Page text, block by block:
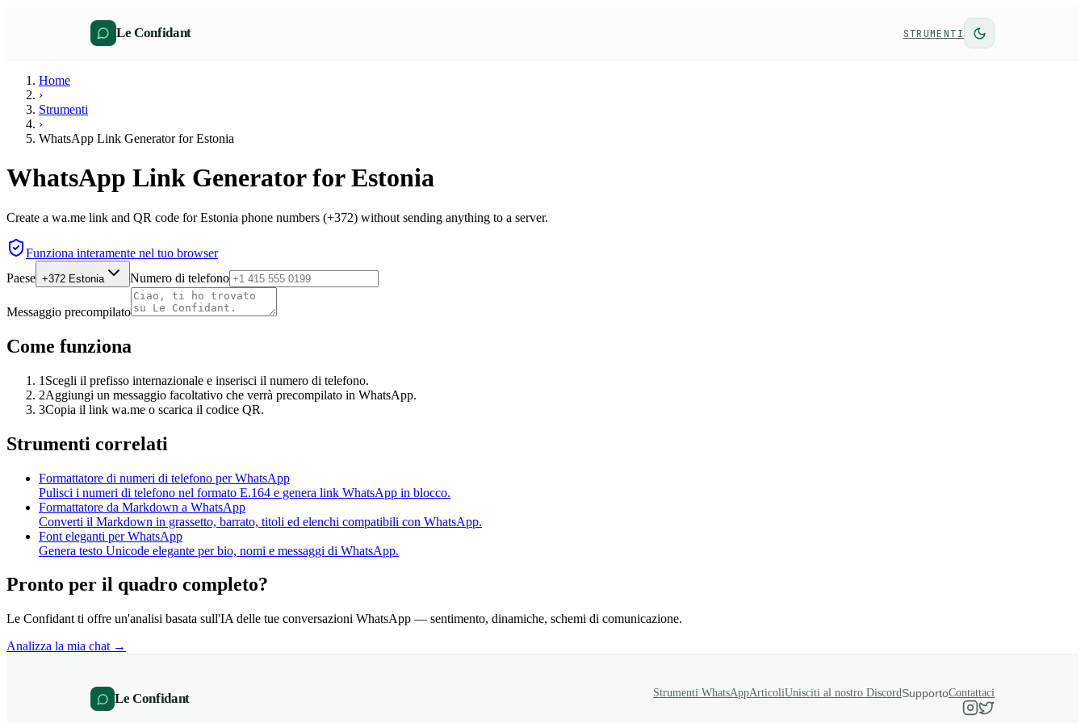
Le Confidant STRUMENTI
Home
›
Strumenti
›
WhatsApp Link Generator for Estonia
WhatsApp Link Generator for Estonia
Create a wa.me link and QR code for Estonia phone numbers (+372) without sending anything to a server.
Funziona interamente nel tuo browser
Paese +372 Estonia Numero di telefono
Messaggio precompilato
Come funziona
1 Scegli il prefisso internazionale e inserisci il numero di telefono.
2Aggiungi un messaggio facoltativo che verrà precompilato in WhatsApp.
3Copia il link wa.me o scarica il codice QR.
Strumenti correlati
Formattatore di numeri di telefono per WhatsApp
Pulisci i numeri di telefono nel formato E.164 e genera link WhatsApp in blocco.
Formattatore da Markdown a WhatsApp
Converti il Markdown in grassetto, barrato, titoli ed elenchi compatibili con WhatsApp.
Font eleganti per WhatsApp
Genera testo Unicode elegante per bio, nomi e messaggi di WhatsApp.
Pronto per il quadro completo?
Le Confidant ti offre un'analisi basata sull'IA delle tue conversazioni WhatsApp — sentimento, dinamiche, schemi di comunicazione.
Analizza la mia chat →
Le Confidant Strumenti WhatsAppArticoliUnisciti al nostro DiscordSupportoContattaci